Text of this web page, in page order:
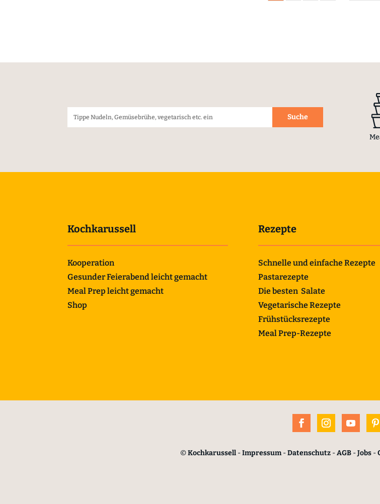
Kochkarussell
Kooperation
Gesunder Feierabend leicht gemacht
Meal Prep leicht gemacht
Shop
Rezepte
Schnelle und einfache Rezepte
Pastarezepte
Die besten Salate
Vegetarische Rezepte
Frühstücksrezepte
Meal Prep-Rezepte
©Kochkarussell -Impressum-Datenschutz -AGB -Jobs -